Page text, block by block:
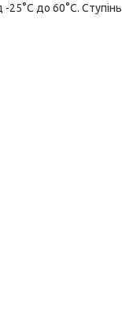
25°C до 60°C. Ступінь